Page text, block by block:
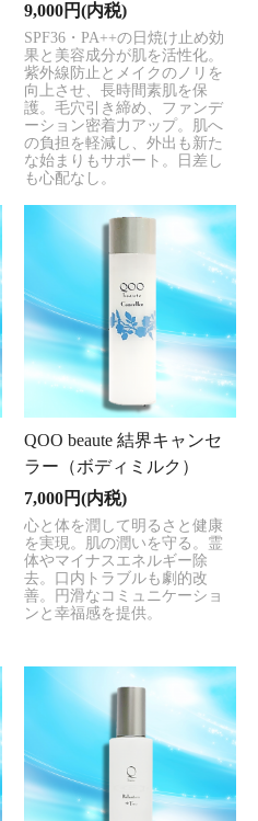
9,000円(内税)
SPF36・PA++の日焼け止め効
果と美容成分が肌を活性化。
紫外線防止とメイクのノリを
向上させ、長時間素肌を保
護。毛穴引き締め、ファンデ
ーション密着力アップ。肌へ
の負担を軽減し、外出も新た
な始まりもサポート。日差し
も心配なし。
QOO beaute 結界キャンセ
ラー（ボディミルク）
7,000円(内税)
心と体を潤して明るさと健康
を実現。肌の潤いを守る。霊
体やマイナスエネルギー除
去。口内トラブルも劇的改
善。円滑なコミュニケーショ
ンと幸福感を提供。